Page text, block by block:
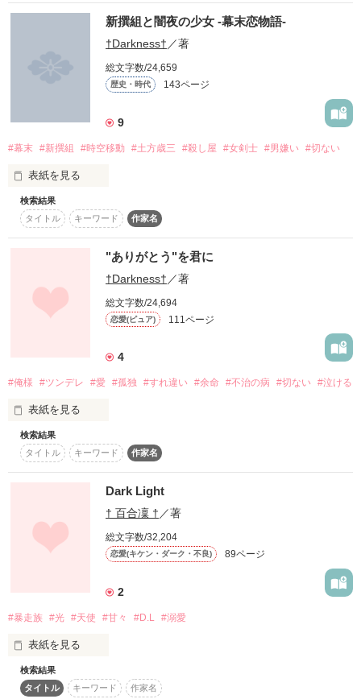
・*りんご♪*さん
・ちぃ(*^^*)♪さん
・あべいな、さん
・まにゃちむ、さん
・ミルキー大好きママさん
・柚埜~yuno~さん
・紫乃月さん
・暁 みずほさん
・霧ノさん
・☆★柚希☆★さん
・✡まりな✡さん
・kirisakiさん
作品を読む
※1.未成年の飲酒やタバコ、及び無免許運転は法律で禁止され
※2.誤字・脱字があると思いますが、
嬉しいです(*´艸｀)
ありがとうございます(*´∀｀人)
Start→2013.12.28
※夜桜〜あなたに出逢って〜【続編】進行中。完結までには程
遠いかも…笑
作品を読む
俺様，無口
中原 蒼[Nakahara Sou]
橋本 夏樹[Hashimoto Natsuki]
×
お調子者
河本 日向[Kawamoto Hinata]
女嫌い
この表の神無月 婭緒葉と、
裏の5人が出逢って物語が始まった。
そして、物語は終わりを迎えた。
彼らは終わりを迎えたと思っているが、
彼女はまだ終わっていない。
新しい道にそれぞれ進み始める中、
なんらかの誤りで、彼らは再び出逢って
その時、彼女や彼らは何を思うのか……。
__________…
恋に落ちました
「キスひとつで震えて、それでも子供じゃないって言い張ん
アナタはとても冷たくて
……とても、優しいヒト
『DARK NIGHT－至上最強の男に愛されて－』のスピンオフで
尊敬されている暴走族 5人組
その真逆の人達が出会ったらどうなるのだろうか?
ーーーー………
少し覗いて見ない？
ーーーー………
Start→2013.5.18
※2.感想ノート・レビュー書いて貰えたら嬉しいですヽ(♡
´∀`♡)ﾉ
新撰組と闇夜の少女 -幕末恋物語-
†Darkness† ／著
総文字数/24,659
歴史・時代 143ページ
9
#幕末 #新撰組 #時空移動 #土方歳三 #殺し屋 #女剣士 #男嫌い #切ない
表紙を見る
ごく普通の女子高生。
でも、裏では殺し屋として生きている人間が幕末にタイムスリ
ップしてしまい…。
彼女の心は冷めている。
彼らは彼女にこう言った。
“お前の居場所を作ってやる”と。
さて、彼女は感情を取り戻せるのか。
そして、新撰組はどうなるのか。
＿＿＿＿＿＿＿＿＿＿
Start→26.2.17
検索結果
タイトル
キーワード 作家名
"ありがとう"を君に
†Darkness† ／著
総文字数/24,694
恋愛(ピュア) 111ページ
4
#俺様 #ツンデレ #愛 #孤独 #すれ違い #余命 #不治の病 #切ない #泣ける
表紙を見る
如月 美咲 -Kisaragi Misaki-
「………ごめんなさい」
学校で超人気の美少女で無自覚
だが、謎が多く闇に包まれている少女
榊原 隼人 -Sakakibara Hayato-
「なぁ…なんでだよ！」
検索結果
タイトル
キーワード 作家名
Dark Light
† 百合凜 †／著
総文字数/32,204
恋愛(キケン・ダーク・不良) 89ページ
2
#暴走族 #光 #天使 #甘々 #D.L #溺愛
表紙を見る
あなたは強くて、強引で
検索結果
タイトル
キーワード 作家名